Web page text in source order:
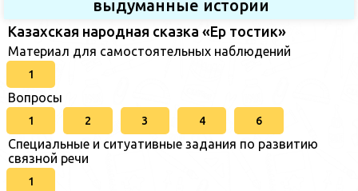
выдуманные истории
Казахская народная сказка «Ер тостик»
Материал для самостоятельных наблюдений
1
Вопросы
1 2 3 4 6
Специальные и ситуативные задания по развитию
связной речи
1